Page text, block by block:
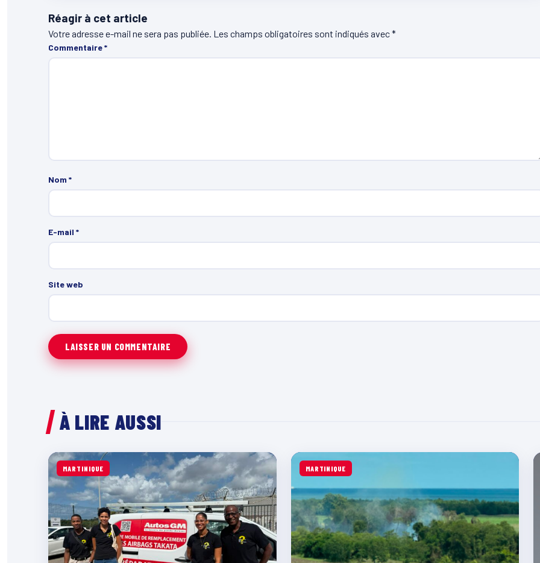
Réagir à cet article
Votre adresse e-mail ne sera pas publiée. Les champs obligatoires sont indiqués avec*
Commentaire*
Nom *
E-mail *
Site web
À LIRE AUSSI
MARTINIQUE MARTINIQUE